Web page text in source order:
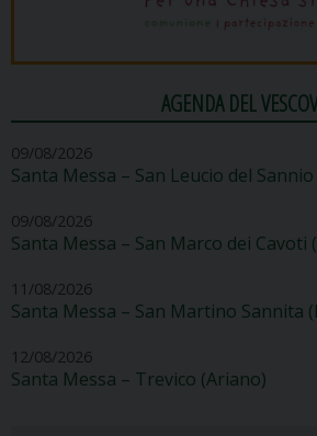
AGENDA DEL
09/08/2026
Santa Messa – San Leucio del
09/08/2026
Santa Messa – San Marco dei Cavoti
11/08/2026
Santa Messa – San Martino Sannita
12/08/2026
Santa Messa – Trevico (Ariano)